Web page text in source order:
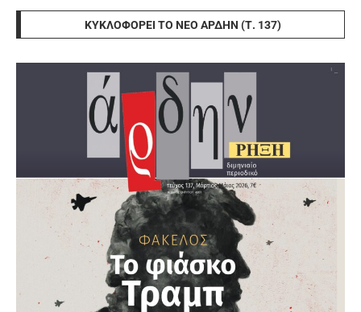
ΚΥΚΛΟΦΟΡΕΊ ΤΟ ΝΈΟ ΆΡΔΗΝ (Τ. 137)